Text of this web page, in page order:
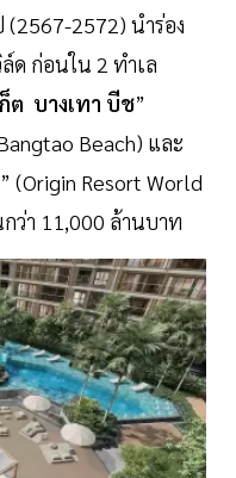
(2567-2572) นำร่อง
ด ก่อนใน 2 ทำเล
ต บางเทา บีช”
Beach) และ
” (Origin Resort World
กว่า 11,000 ล้านบาท